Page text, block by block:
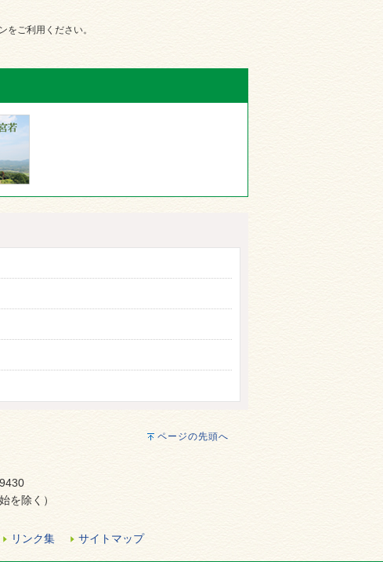
をご利用ください。
ページの先頭へ
を除く）
リンク集 サイトマップ